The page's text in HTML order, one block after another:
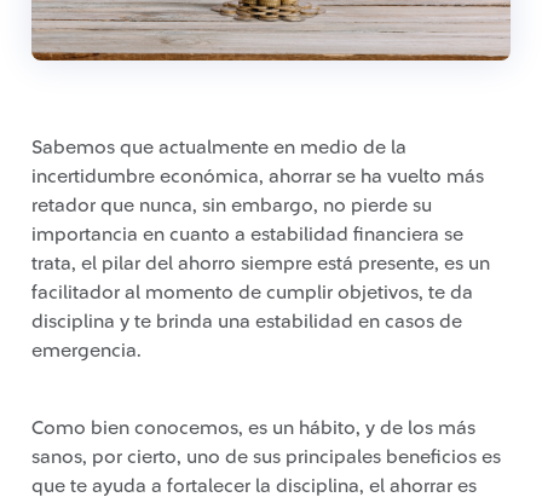
Sabemos que actualmente en medio de la
incertidumbre económica, ahorrar se ha vuelto más
retador que nunca, sin embargo, no pierde su
importancia en cuanto a estabilidad financiera se
trata, el pilar del ahorro siempre está presente, es un
facilitador al momento de cumplir objetivos, te da
disciplina y te brinda una estabilidad en casos de
emergencia.
Como bien conocemos, es un hábito, y de los más
sanos, por cierto, uno de sus principales beneficios es
que te ayuda a fortalecer la disciplina, el ahorrar es